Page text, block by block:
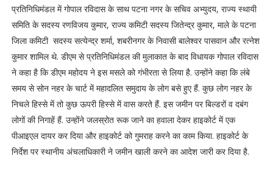
प्रतिनिधिमंडल में गोपाल रविदास के साथ पटना नगर के सचिव अभ्युदय, राज्य स्थायी
समिति के सदस्य रणविजय कुमार, राज्य कमिटी सदस्य जितेन्द्र कुमार, माले के पटना
जिला कमिटी सदस्य सत्येन्द्र शर्मा, शबरीनगर के निवासी बालेश्वर पासवान और रत्नेश
कुमार शामिल थे. डीएम से प्रतिनिधिमंडल की मुलाकात के बाद विधायक गोपाल रविदास
ने कहा है कि डीएम महोदय ने इस मसले को गंभीरता से लिया है. उन्होंने कहा कि लंबे
समय से सोन नहर के चार्ट में महादलित समुदाय के लोग बसे हुए हैं. कुछ लोग नहर के
निचले हिस्से में तो कुछ ऊपरी हिस्से में वास करते हैं. इस जमीन पर बिल्डरों व दबंग
लोगों की निगाहें हैं. उन्होंने जलस्रोत रूक जाने का हवाला देकर हाइकोर्ट में एक
पीआइएल दायर कर दिया और हाइकोर्ट को गुमराह करने का काम किया. हाइकोर्ट के
निर्देश पर स्थानीय अंचलाधिकारी ने जमीन खाली करने का आदेश जारी कर दिया है.